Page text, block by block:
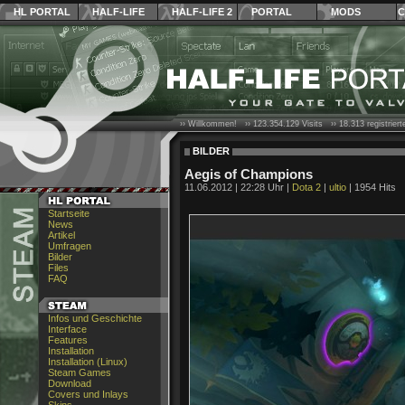
HL PORTAL HALF-LIFE HALF-LIFE 2 PORTAL MODS
Startseite
News
Artikel
Umfragen
Bilder
Files
FAQ
Infos und Geschichte
Interface
Features
Installation
Installation (Linux)
Steam Games
Download
Covers und Inlays
›› Willkommen! ››123.354.129Visits ››18.313
BILDER
Aegis of Champions
11.06.2012 | 22:28 Uhr | Dota 2 | ultio | 1954 Hits